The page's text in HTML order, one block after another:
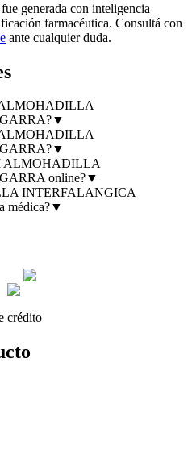
generada con inteligencia
farmacéutica. Consultá con
ante cualquier duda.
ALMOHADILLA
▼
ALMOHADILLA
▼
ALMOHADILLA
online?▼
INTERFALANGICA
médica?▼
crédito